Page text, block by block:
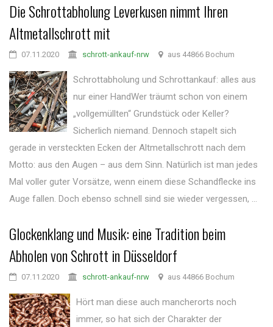
Die Schrottabholung Leverkusen nimmt Ihren
Altmetallschrott mit
07.11.2020 schrott-ankauf-nrw aus 44866 Bochum
Schrottabholung und Schrottankauf: alles aus
nur einer HandWer träumt schon von einem
„vollgemüllten“ Grundstück oder Keller?
Sicherlich niemand. Dennoch stapelt sich
gerade in versteckten Ecken der Altmetallschrott nach dem
Motto: aus den Augen – aus dem Sinn. Natürlich ist man jedes
Mal voller guter Vorsätze, wenn einem diese Schandflecke ins
Auge fallen. Doch ebenso schnell sind sie wieder vergessen, ...
Glockenklang und Musik: eine Tradition beim
Abholen von Schrott in Düsseldorf
07.11.2020 schrott-ankauf-nrw aus 44866 Bochum
Hört man diese auch mancherorts noch
immer, so hat sich der Charakter der